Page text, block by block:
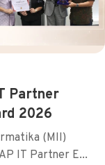
Partner
2026
(MII)
IT Partner E...